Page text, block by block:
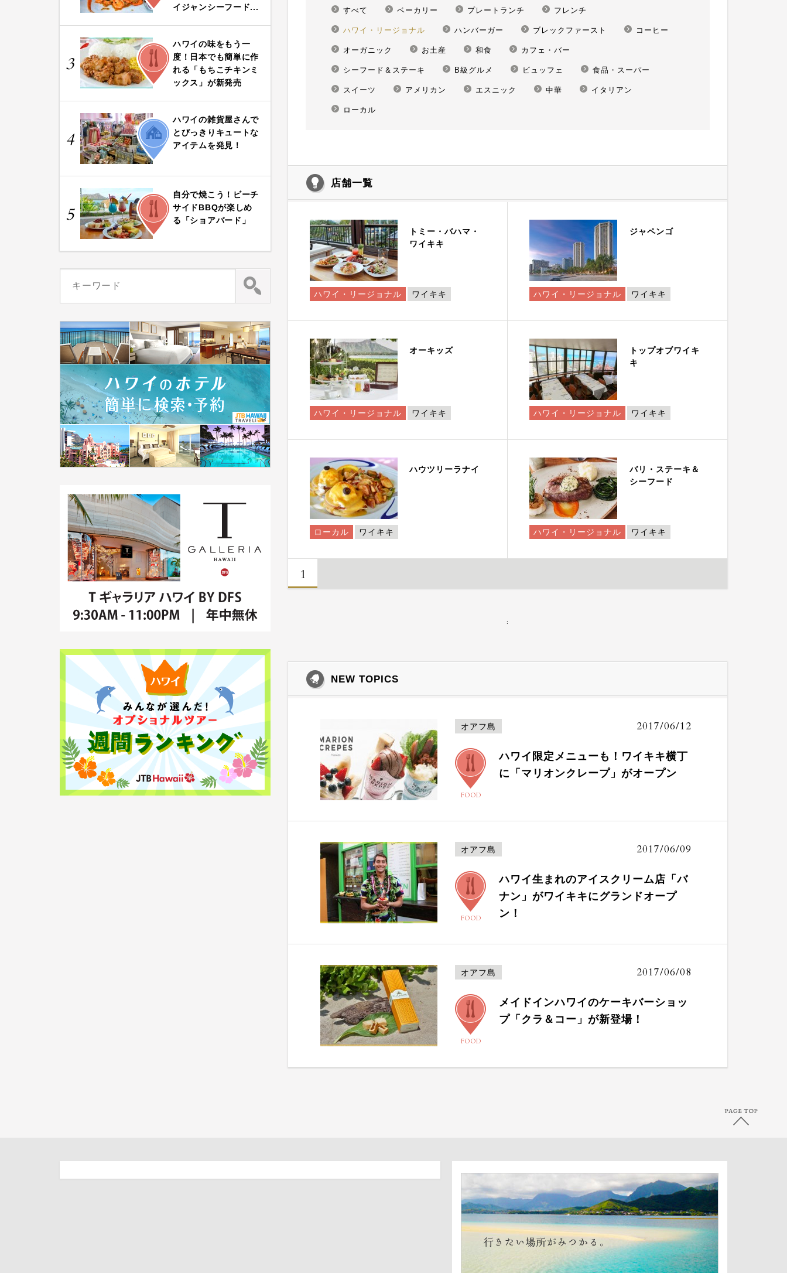
すべて ベーカリー プレートランチ フレンチ
ハワイ・リージョナル ハンバーガー ブレックファースト コーヒー
オーガニック お土産 和食 カフェ・バー
シーフード＆ステーキ B級グルメ ビュッフェ 食品・スーパー
スイーツ アメリカン エスニック 中華 イタリアン
ローカル
店舗一覧
トミー・バハマ・
ワイキキ
ハワイ・リージョナル ワイキキ
ジャペンゴ
ハワイ・リージョナル ワイキキ
オーキッズ
ハワイ・リージョナル ワイキキ
トップオブワイキ
キ
ハワイ・リージョナル ワイキキ
ハウツリーラナイ
ローカル ワイキキ
バリ・ステーキ＆
シーフード
ハワイ・リージョナル ワイキキ
1
:
NEW TOPICS
オアフ島 2017/06/12
FOOD
ハワイ限定メニューも！ワイキキ横丁
に「マリオンクレープ」がオープン
オアフ島 2017/06/09
FOOD
ハワイ生まれのアイスクリーム店「バ
ナン」がワイキキにグランドオープ
ン！
オアフ島 2017/06/08
FOOD
メイドインハワイのケーキバーショッ
プ「クラ＆コー」が新登場！
イジャンシーフード...
3
FOOD
ハワイの味をもう一
度！日本でも簡単に作
れる「もちこチキンミ
ックス」が新発売
4
LIFE
ハワイの雑貨屋さんで
とびっきりキュートな
アイテムを発見！
5
FOOD
自分で焼こう！ビーチ
サイドBBQが楽しめ
る「ショアバード」